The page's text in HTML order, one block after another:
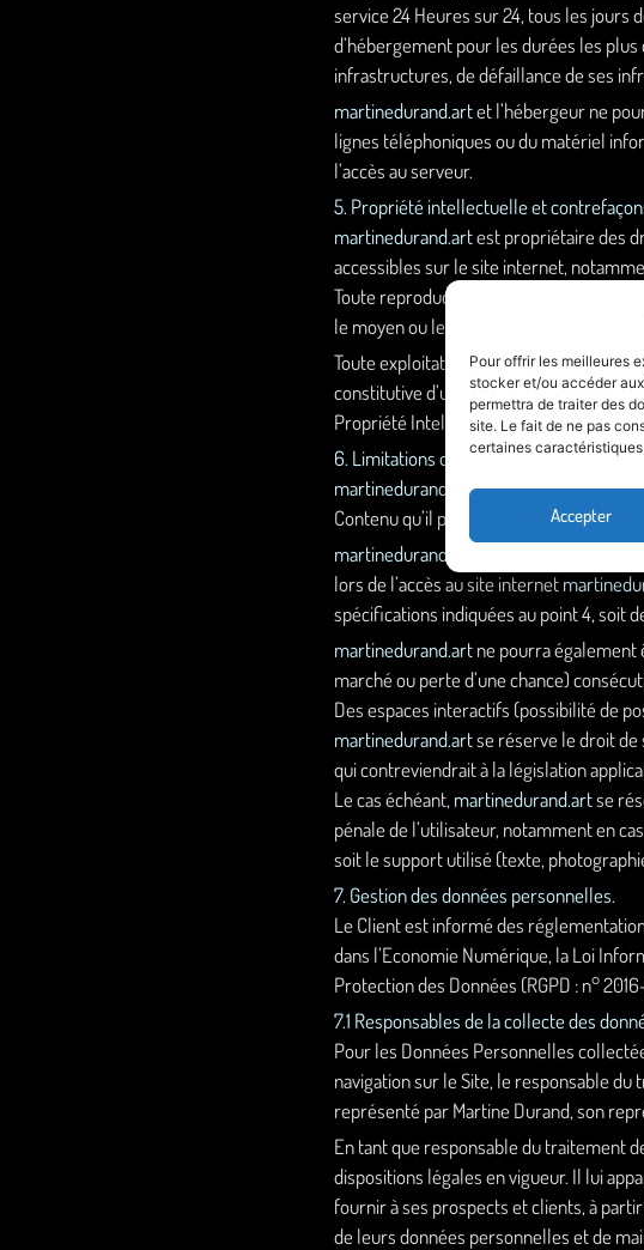
Pour offrir les meilleures
stocker et/ou accéder
permettra de traiter des
site. Le fait de ne pas
certaines
Accepter
service 24 Heures sur 24, tous les jours
d’hébergement pour les durées les
infrastructures, de défaillance de ses
martinedurand.artet l’hébergeur ne
lignes téléphoniques ou du matériel
l’accès au serveur.
5. Propriété intellectuelle et
martinedurand.artest propriétaire des
accessibles sur le site internet,
Toute reproduction, représentation,
le moyen ou le procédé utilisé, est
Toute exploitation non autorisée du site
constitutive d’une contrefaçon et
Propriété Intellectuelle.
6. Limitations de responsabilité.
martinedurand.artagit en tant qu’éditeur
Contenu qu’il publie.
martinedurand.art
ne pourra être tenu
lors de l’accès au site internet
spécifications indiquées au point 4, soit
martinedurand.artne pourra également
marché ou perte d’une chance)
Des espaces interactifs (possibilité de
martinedurand.artse réserve le droit de
qui contreviendrait à la législation
Le cas échéant, martinedurand.artse
pénale de l’utilisateur, notamment en
soit le support utilisé (texte,
7. Gestion des données personnelles.
Le Client est informé des
dans l’Economie Numérique, la Loi
Protection des Données (RGPD : n°
7.1 Responsables de la collecte des
Pour les Données Personnelles
navigation sur le Site, le responsable
représenté par Martine Durand, son
En tant que responsable du traitement
dispositions légales en vigueur. Il lui
fournir à ses prospects et clients, à
de leurs données personnelles et de